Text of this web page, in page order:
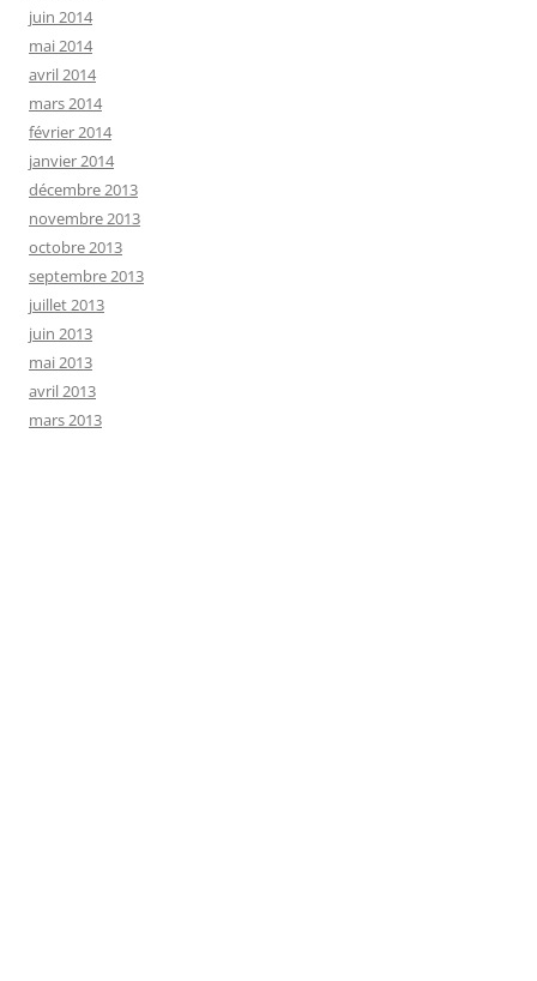
juin 2014
mai 2014
avril 2014
mars 2014
février 2014
janvier 2014
décembre 2013
novembre 2013
octobre 2013
septembre 2013
juillet 2013
juin 2013
mai 2013
avril 2013
mars 2013